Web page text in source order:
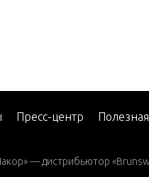
CMD
CMD
CMD
Пресс-центр
— дистрибьютор